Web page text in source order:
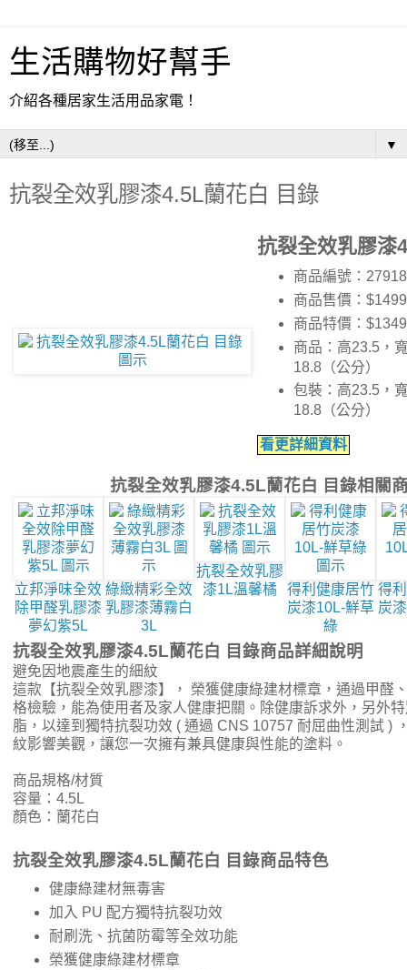
生活購物好幫手
介紹各種居家生活用品家電！
▼
抗裂全效乳膠漆4.5L蘭花白 目錄
抗裂全效乳膠漆
商品編號：
商品售價：$1499
商品特價： $1349
商品：高23.5，
18.8（公分）
包裝：高23.5，
18.8（公分）
看更詳細資料
抗裂全效乳膠漆4.5L蘭花白 目錄相關
立邦淨味全效
除甲醛乳膠漆
夢幻紫5L
綠緻精彩全效
乳膠漆薄霧白
3L
抗裂全效乳膠
漆1L溫馨橘
得利健康居竹
炭漆10L-鮮草
綠
得
炭
抗裂全效乳膠漆4.5L蘭花白 目錄商品詳細說明
避免因地震產生的細紋
這款【抗裂全效乳膠漆】， 榮獲健康綠建材標章，通過甲醛
格檢驗，能為使用者及家人健康把關。除健康訴求外，另外
脂，以達到獨特抗裂功效 ( 通過 CNS 10757 耐屈曲性測試 )
紋影響美觀，讓您一次擁有兼具健康與性能的塗料。
商品規格/材質
容量：4.5L
顏色：蘭花白
抗裂全效乳膠漆4.5L蘭花白 目錄商品特色
健康綠建材無毒害
加入 PU 配方獨特抗裂功效
耐刷洗、抗菌防霉等全效功能
榮獲健康綠建材標章